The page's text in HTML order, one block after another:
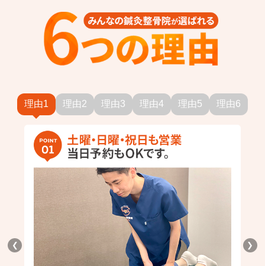
理由1 理由2 理由3 理由4 理由5 理由6
❮ ❯